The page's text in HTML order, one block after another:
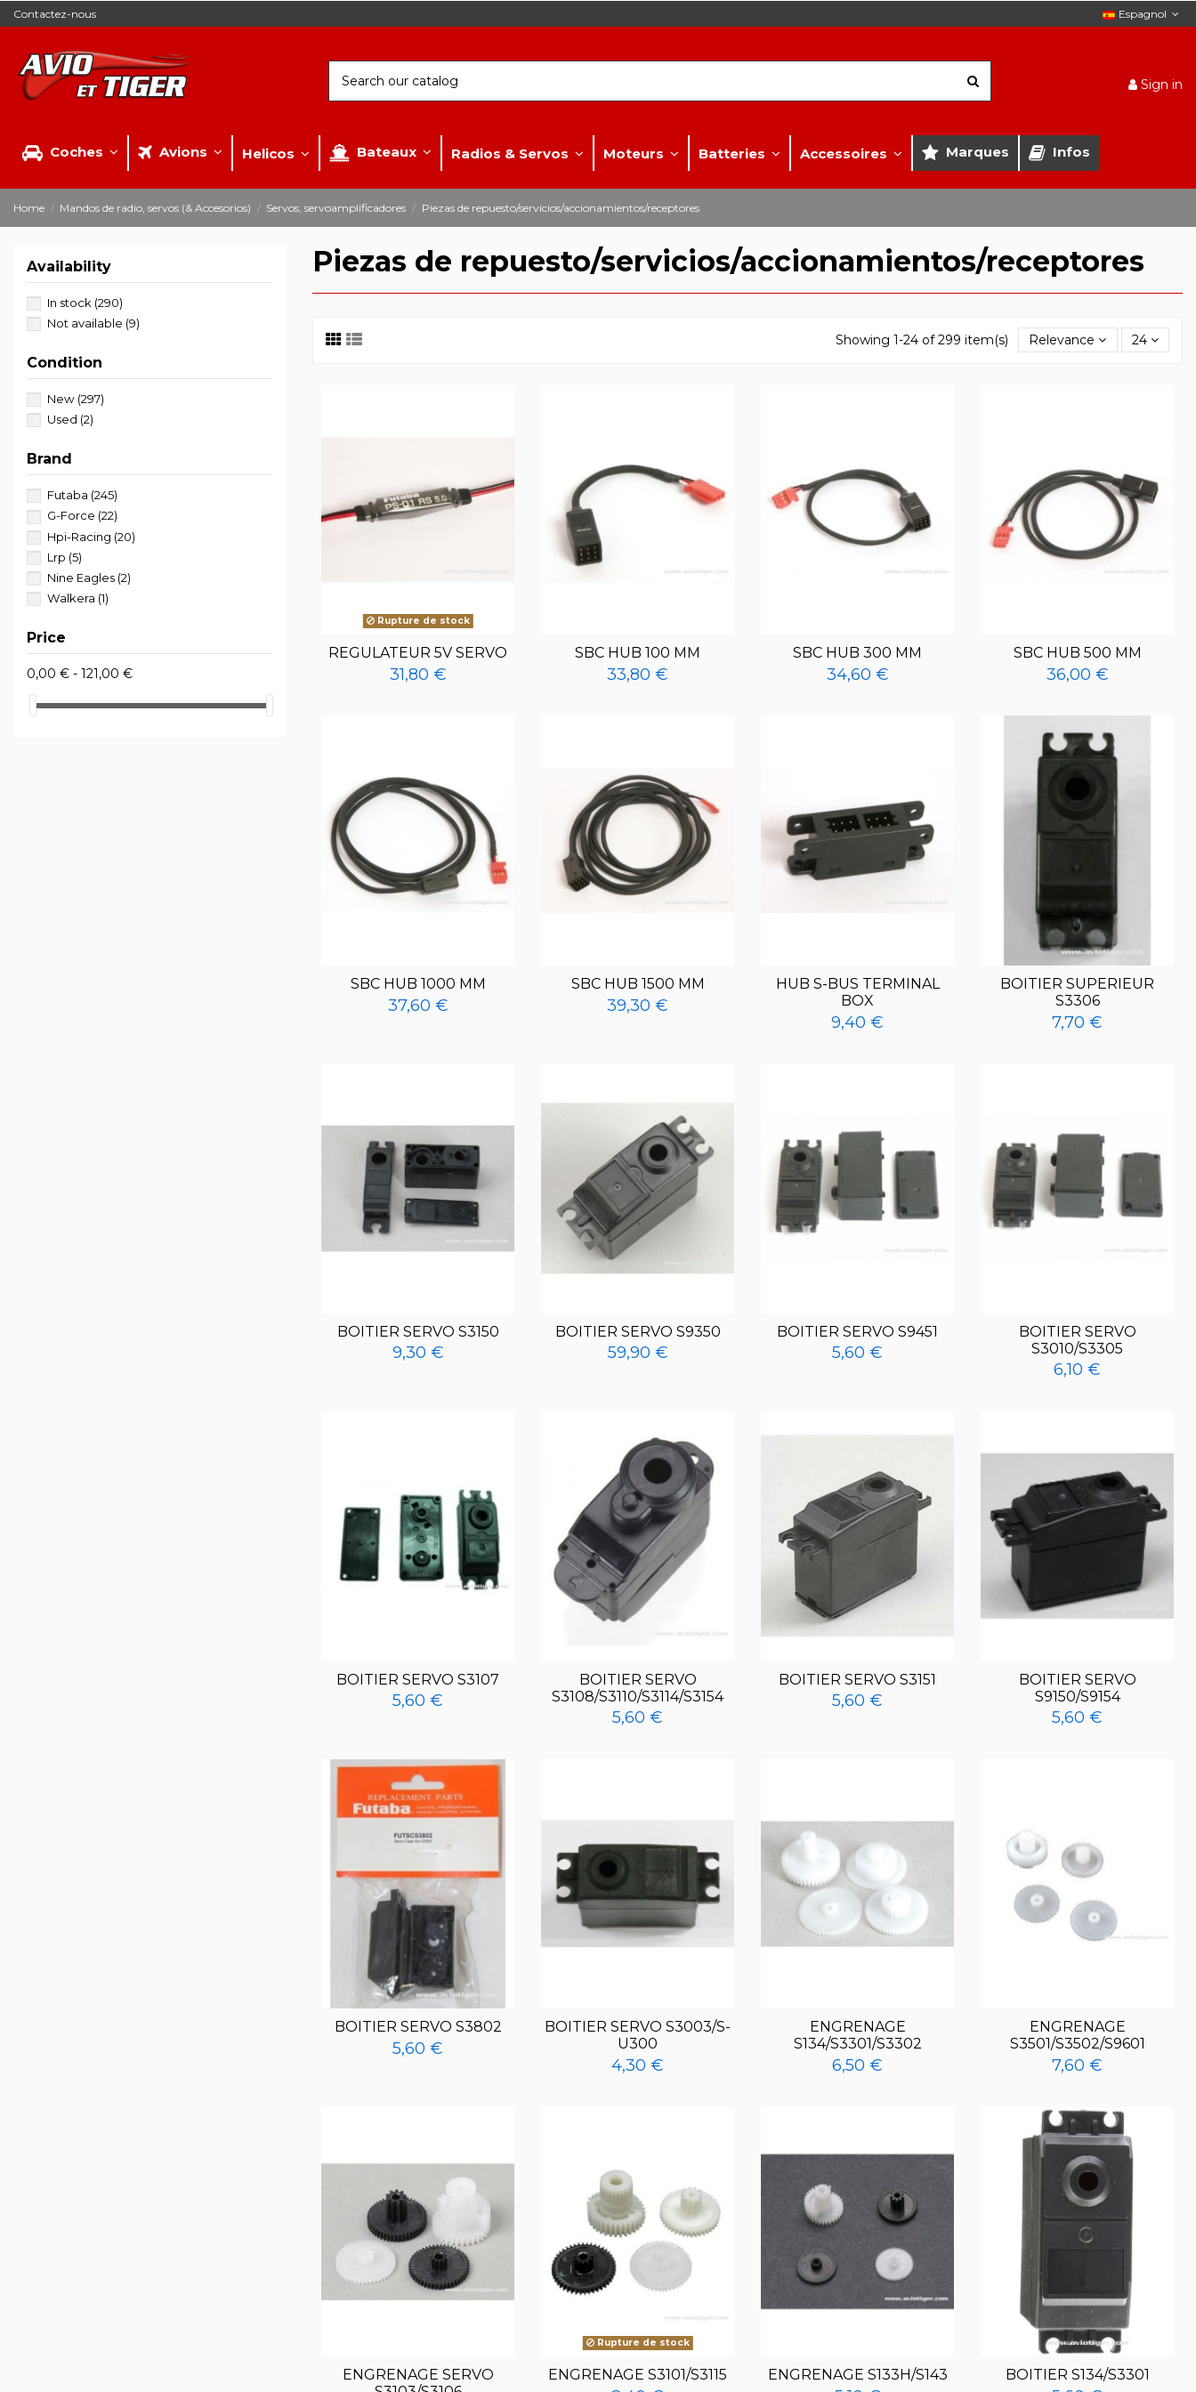
Contactez-nous Espagnol
Sign in
Coches Avions Helicos Bateaux Radios & Servos Moteurs Batteries Accessoires Marques Infos
Home Mandos de radio, servos (& Accesorios) Servos, servoamplificadores Piezas de repuesto/servicios/accionamientos/receptores
Piezas de repuesto/servicios/accionamientos/receptores
Showing 1-24 of 299 item(s) Relevance 24
Rupture de stock
REGULATEUR 5V SERVO
31,80 €
SBC HUB 100 MM
33,80 €
SBC HUB 300 MM
34,60 €
SBC HUB 500 MM
36,00 €
SBC HUB 1000 MM
37,60 €
SBC HUB 1500 MM
39,30 €
HUB S-BUS TERMINAL
BOX
9,40 €
BOITIER SUPERIEUR
S3306
7,70 €
BOITIER SERVO S3150
9,30 €
BOITIER SERVO S9350
59,90 €
BOITIER SERVO S9451
5,60 €
BOITIER SERVO
S3010/S3305
6,10 €
BOITIER SERVO S3107
5,60 €
BOITIER SERVO
S3108/S3110/S3114/S3154
5,60 €
BOITIER SERVO S3151
5,60 €
BOITIER SERVO
S9150/S9154
5,60 €
BOITIER SERVO S3802
5,60 €
BOITIER SERVO S3003/S-
U300
4,30 €
ENGRENAGE
S134/S3301/S3302
6,50 €
ENGRENAGE
S3501/S3502/S9601
7,60 €
ENGRENAGE SERVO
Rupture de stock
ENGRENAGE S3101/S3115 ENGRENAGE S133H/S143 BOITIER S134/S3301
Availability
In stock (290)
Not available (9)
Condition
New (297)
Used (2)
Brand
Futaba (245)
G-Force (22)
Hpi-Racing (20)
Lrp (5)
Nine Eagles (2)
Walkera (1)
Price
0,00 € - 121,00 €